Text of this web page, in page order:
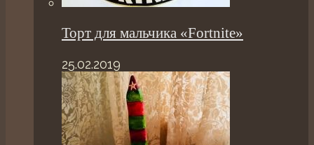
Торт для мальчика «Fortnite»
25.02.2019